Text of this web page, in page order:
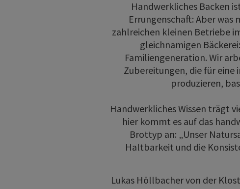
Handwerkliches Backen
Errungenschaft: Aber
zahlreichen kleinen Betriebe
gleichnamigen
Familiengeneration. Wir
Zubereitungen, die für eine
produzieren,
Handwerkliches Wissen trägt
hier kommt es auf das
Brottyp an: „Unser
Haltbarkeit und die
Lukas Höllbacher von der